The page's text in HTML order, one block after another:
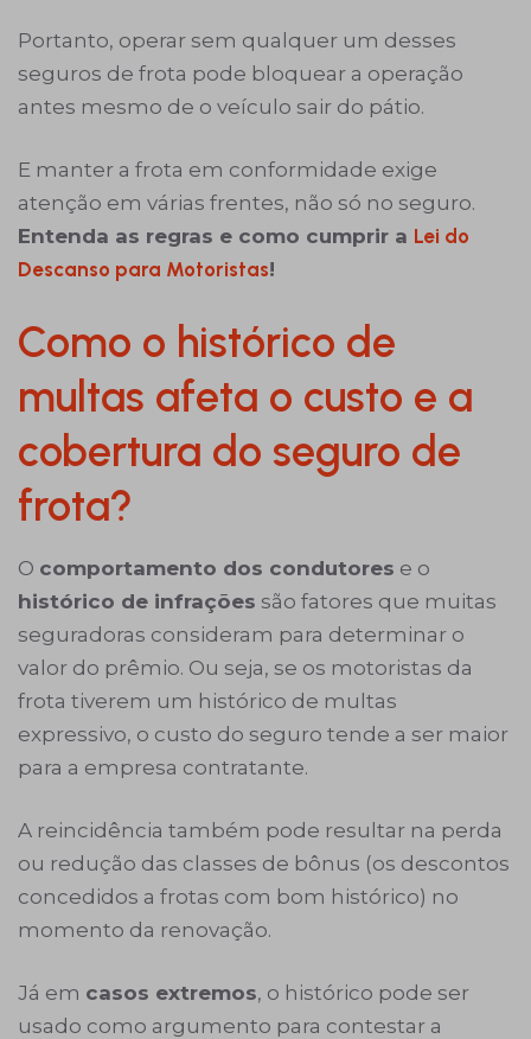
Portanto, operar sem qualquer um desses
seguros de frota pode bloquear a operação
antes mesmo de o veículo sair do pátio.
E manter a frota em conformidade exige
atenção em várias frentes, não só no seguro.
Entenda as regras e como cumprir a Lei do
Descanso para Motoristas!
Como o histórico de
multas afeta o custo e a
cobertura do seguro de
frota?
O comportamento dos condutores e o
histórico de infrações são fatores que muitas
seguradoras consideram para determinar o
valor do prêmio. Ou seja, se os motoristas da
frota tiverem um histórico de multas
expressivo, o custo do seguro tende a ser maior
para a empresa contratante.
A reincidência também pode resultar na perda
ou redução das classes de bônus (os descontos
concedidos a frotas com bom histórico) no
momento da renovação.
Já em casos extremos, o histórico pode ser
usado como argumento para contestar a